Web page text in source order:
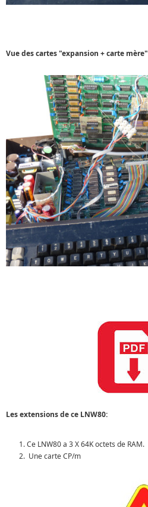
Vue des cartes "expansion + carte mère"
Les extensions de ce LNW80:
Ce LNW80 a 3 X 64K octets de RAM.
Une carte CP/m